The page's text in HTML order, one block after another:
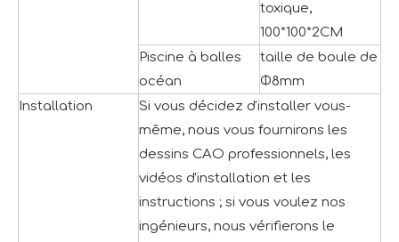
toxique,
100*100*2CM
Piscine à balles
océan
taille de boule de
Φ8mm
Installation
Si vous décidez d'installer vous-
même, nous vous fournirons les
dessins CAO professionnels, les
vidéos d'installation et les
instructions ; si vous voulez nos
ingénieurs, nous vérifierons le